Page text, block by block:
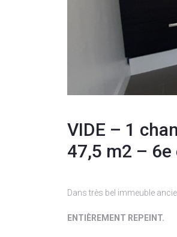
VIDE – 1
47,5 m2 –
Dans très bel immeuble
ENTIÈREMENT REPEINT.